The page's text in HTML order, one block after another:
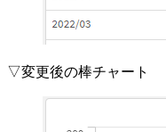
▽変更後の棒チャート